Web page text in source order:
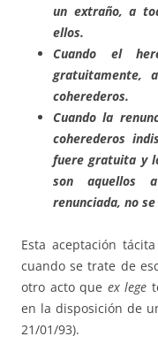
un extraño, a
ellos.
Cuando el
gratuitamente,
coherederos.
Cuando la
coherederos
fuere gratuita y
son aquellos
renunciada, no
Esta aceptación
cuando se trate de
otro acto que ex lege
en la disposición de
21/01/93).